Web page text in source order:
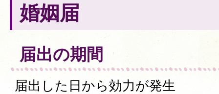
婚姻届
届出の期間
届出した日から効力が発生